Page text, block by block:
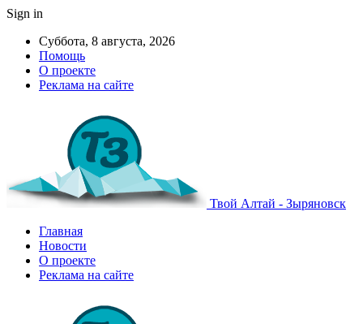
Sign in
Суббота, 8 августа, 2026
Помощь
О проекте
Реклама на сайте
Твой Алтай - Зыряновск
Главная
Новости
О проекте
Реклама на сайте